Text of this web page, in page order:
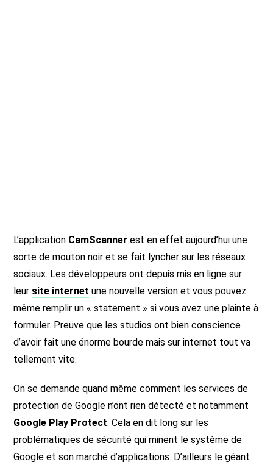
L’application CamScanner est en effet aujourd’hui une
sorte de mouton noir et se fait lyncher sur les réseaux
sociaux. Les développeurs ont depuis mis en ligne sur
leur site internet une nouvelle version et vous pouvez
même remplir un « statement » si vous avez une plainte à
formuler. Preuve que les studios ont bien conscience
d’avoir fait une énorme bourde mais sur internet tout va
tellement vite.
On se demande quand même comment les services de
protection de Google n’ont rien détecté et notamment
Google Play Protect. Cela en dit long sur les
problématiques de sécurité qui minent le système de
Google et son marché d’applications. D’ailleurs le géant